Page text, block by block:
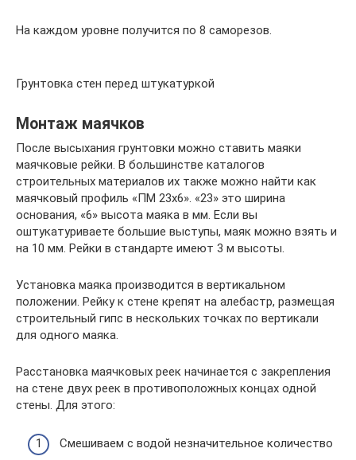
На каждом уровне получится по 8 саморезов.
Грунтовка стен перед штукатуркой
Монтаж маячков
После высыхания грунтовки можно ставить маяки
маячковые рейки. В большинстве каталогов
строительных материалов их также можно найти как
маячковый профиль «ПМ 23х6». «23» это ширина
основания, «6» высота маяка в мм. Если вы
оштукатуриваете большие выступы, маяк можно взять и
на 10 мм. Рейки в стандарте имеют 3 м высоты.
Установка маяка производится в вертикальном
положении. Рейку к стене крепят на алебастр, размещая
строительный гипс в нескольких точках по вертикали
для одного маяка.
Расстановка маячковых реек начинается с закрепления
на стене двух реек в противоположных концах одной
стены. Для этого:
Смешиваем с водой незначительное количество